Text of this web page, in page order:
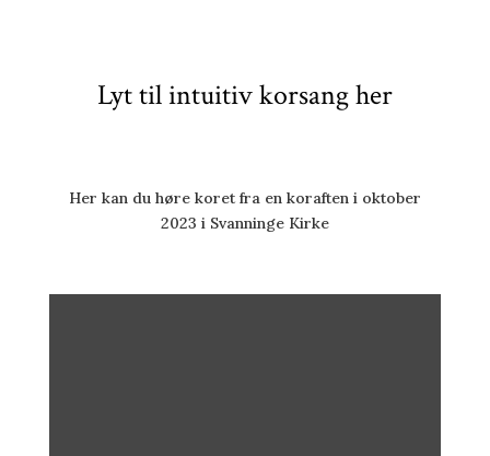
Lyt til intuitiv korsang her
Her kan du høre koret fra en koraften i oktober
2023 i Svanninge Kirke